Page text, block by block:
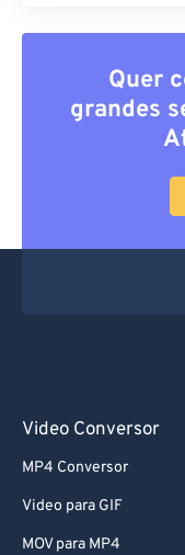
Quer
grandes
Video Conversor
MP4 Conversor
Video para GIF
MOV para MP4